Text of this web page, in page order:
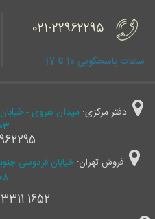
021-22962295
ساعات پاسخگویی 10 تا 17
دفتر مرکزی:
فروش تهران: خیابان فردوسی
1652